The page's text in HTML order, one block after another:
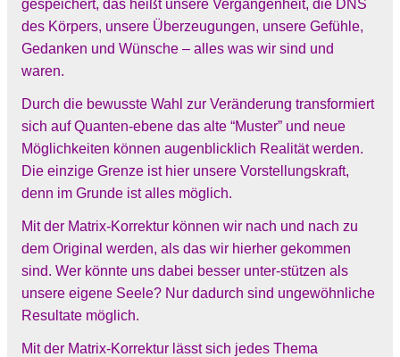
gespeichert, das heißt unsere Vergangenheit, die DNS
des Körpers, unsere Überzeugungen, unsere Gefühle,
Gedanken und Wünsche – alles was wir sind und
waren.
Durch die bewusste Wahl zur Veränderung transformiert
sich auf Quanten-ebene das alte “Muster” und neue
Möglichkeiten können augenblicklich Realität werden.
Die einzige Grenze ist hier unsere Vorstellungskraft,
denn im Grunde ist alles möglich.
Mit der Matrix-Korrektur können wir nach und nach zu
dem Original werden, als das wir hierher gekommen
sind. Wer könnte uns dabei besser unter-stützen als
unsere eigene Seele? Nur dadurch sind ungewöhnliche
Resultate möglich.
Mit der Matrix-Korrektur lässt sich jedes Thema